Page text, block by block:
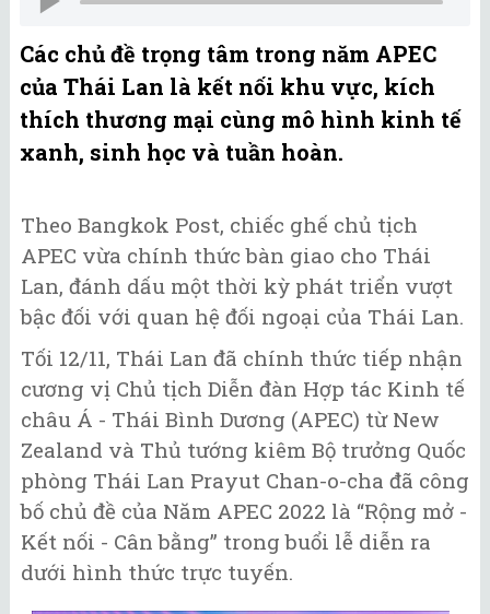
Các chủ đề trọng tâm trong năm APEC
của Thái Lan là kết nối khu vực, kích
thích thương mại cùng mô hình kinh tế
xanh, sinh học và tuần hoàn.
Theo Bangkok Post, chiếc ghế chủ tịch
APEC vừa chính thức bàn giao cho Thái
Lan, đánh dấu một thời kỳ phát triển vượt
bậc đối với quan hệ đối ngoại của Thái Lan.
Tối 12/11, Thái Lan đã chính thức tiếp nhận
cương vị Chủ tịch Diễn đàn Hợp tác Kinh tế
châu Á - Thái Bình Dương (APEC) từ New
Zealand và Thủ tướng kiêm Bộ trưởng Quốc
phòng Thái Lan Prayut Chan-o-cha đã công
bố chủ đề của Năm APEC 2022 là “Rộng mở -
Kết nối - Cân bằng” trong buổi lễ diễn ra
dưới hình thức trực tuyến.